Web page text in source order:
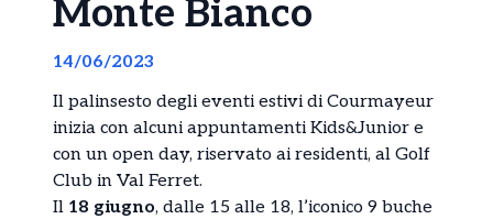
Monte Bianco
14/06/2023
Il palinsesto degli eventi estivi di Courmayeur
inizia con alcuni appuntamenti Kids&Junior e
con un open day, riservato ai residenti, al Golf
Club in Val Ferret.
Il 18 giugno, dalle 15 alle 18, l’iconico 9 buche